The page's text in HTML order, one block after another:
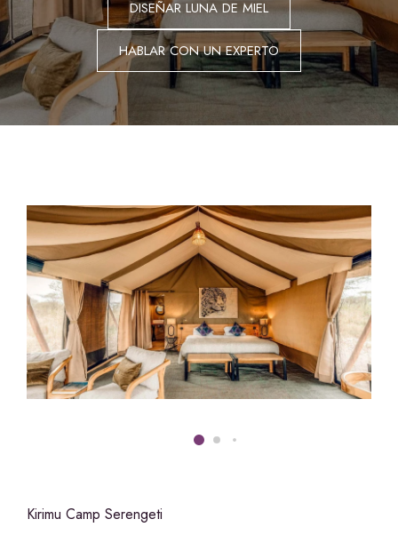
DISEÑAR LUNA DE MIEL
HABLAR CON UN EXPERTO
Kirimu Camp Serengeti